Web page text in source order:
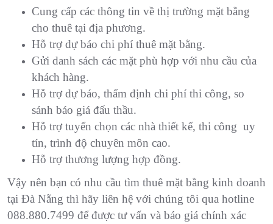
Cung cấp các thông tin về thị trường mặt bằng
cho thuê tại địa phương.
Hỗ trợ dự báo chi phí thuê mặt bằng.
Gửi danh sách các mặt phù hợp với nhu cầu của
khách hàng.
Hỗ trợ dự báo, thẩm định chi phí thi công, so
sánh báo giá đấu thầu.
Hỗ trợ tuyển chọn các nhà thiết kế, thi công uy
tín, trình độ chuyên môn cao.
Hỗ trợ thương lượng hợp đồng.
Vậy nên bạn có nhu cầu tìm thuê mặt bằng kinh doanh
tại Đà Nẵng thì hãy liên hệ với chúng tôi qua hotline
088.880.7499 để được tư vấn và báo giá chính xác